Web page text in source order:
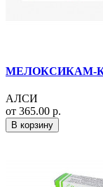
МЕЛОКСИКАМ-
АЛСИ
от 365.00 р.
В корзину